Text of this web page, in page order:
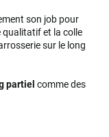
son job pour
qualitatif et la colle
sur le long
partiel comme des